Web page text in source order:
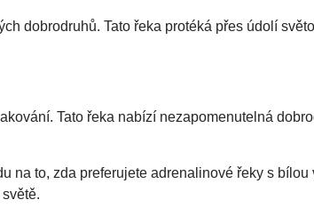
dobrodruhů. Tato řeka protéká přes údolí
Tato řeka nabízí nezapomenutelná
na to, zda preferujete adrenalinové řeky s